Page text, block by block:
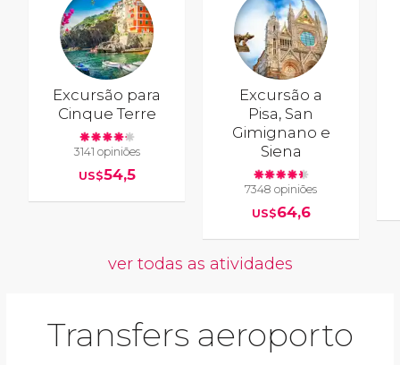
Excursão para
Cinque Terre
3141 opiniões
US$54,5
Excursão a
Pisa, San
Gimignano e
Siena
7348 opiniões
US$64,6
ver todas as atividades
Transfers aeroporto